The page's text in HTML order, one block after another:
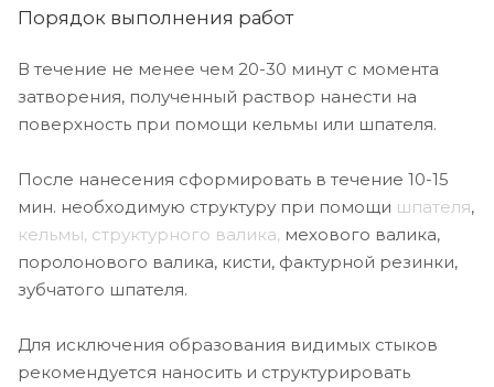
Порядок выполнения работ
В течение не менее чем 20-30 минут с момента
затворения, полученный раствор нанести на
поверхность при помощи кельмы или шпателя.
После нанесения сформировать в течение 10-15
мин. необходимую структуру при помощи шпателя,
кельмы, структурного валика, мехового валика,
поролонового валика, кисти, фактурной резинки,
зубчатого шпателя.
Для исключения образования видимых стыков
рекомендуется наносить и структурировать